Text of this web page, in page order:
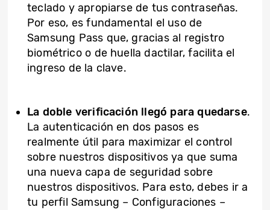
teclado y apropiarse de tus contraseñas.
Por eso, es fundamental el uso de
Samsung Pass que, gracias al registro
biométrico o de huella dactilar, facilita el
ingreso de la clave.
La doble verificación llegó para quedarse.
La autenticación en dos pasos es
realmente útil para maximizar el control
sobre nuestros dispositivos ya que suma
una nueva capa de seguridad sobre
nuestros dispositivos. Para esto, debes ir a
tu perfil Samsung – Configuraciones –